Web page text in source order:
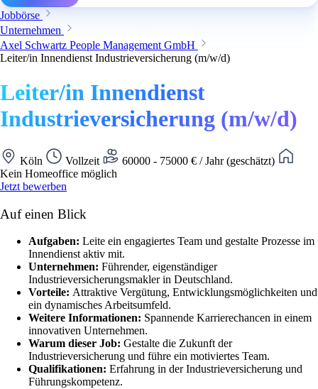
Jobbörse
Unternehmen
Axel Schwartz People Management GmbH
Leiter/in Innendienst Industrieversicherung (m/w/d)
Leiter/in Innendienst
Industrieversicherung (m/w/d)
Köln Vollzeit
60000 - 75000 € / Jahr (geschätzt)
Kein Homeoffice möglich
Jetzt bewerben
Auf einen Blick
Aufgaben: Leite ein engagiertes Team und gestalte Prozesse im
Innendienst aktiv mit.
Unternehmen: Führender, eigenständiger
Industrieversicherungsmakler in Deutschland.
Vorteile: Attraktive Vergütung, Entwicklungsmöglichkeiten und
ein dynamisches Arbeitsumfeld.
Weitere Informationen: Spannende Karrierechancen in einem
innovativen Unternehmen.
Warum dieser Job: Gestalte die Zukunft der
Industrieversicherung und führe ein motiviertes Team.
Qualifikationen: Erfahrung in der Industrieversicherung und
Führungskompetenz.